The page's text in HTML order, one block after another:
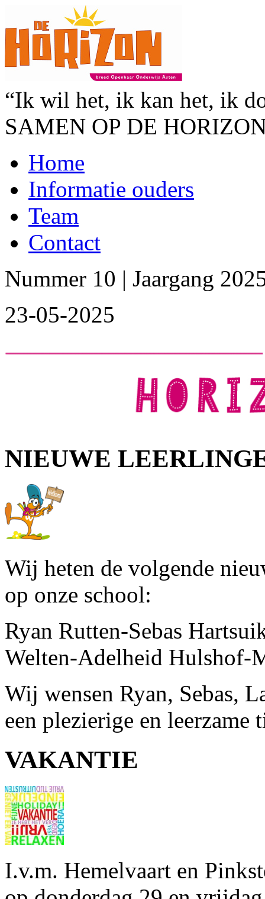
“Ik wil het, ik kan het, ik
SAMEN OP DE
Home
Informatie ouders
Team
Contact
Nummer 10 | Jaargang
23-05-2025
NIEUWE
Wij heten de volgende
op onze school:
Ryan Rutten-Sebas
Welten-Adelheid
Wij wensen Ryan, Sebas,
een plezierige en leerzame
VAKANTIE
I.v.m. Hemelvaart en